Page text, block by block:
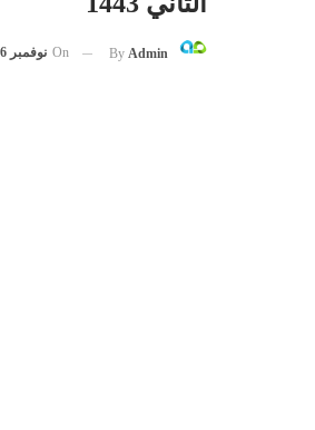
By Admin
On نوفمبر 26, 2019